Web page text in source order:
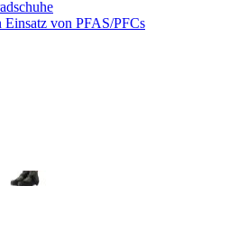
Einsatz von PFAS/PFCs